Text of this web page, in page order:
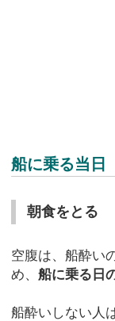
船に乗る当日
朝食をとる
空腹は、船酔い
め、船に乗る日
船酔いしない人